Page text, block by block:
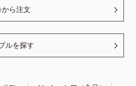
ら注文
ルを探す